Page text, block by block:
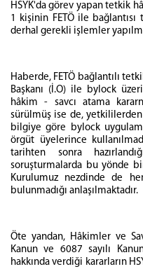
HSYK'da görev yapan tetkik
1 kişinin FETÖ ile
derhal gerekli işlemler
Haberde, FETÖ bağlantılı
Başkanı (İ.O) ile bylock
hâkim - savcı atama
sürülmüş ise de, yetkililerden
bilgiye göre bylock
örgüt üyelerince
tarihten sonra
soruşturmalarda bu yönde
Kurulumuz nezdinde de
bulunmadığı anlaşılmaktadır.
Öte yandan, Hâkimler ve
Kanun ve 6087 sayılı
hakkında verdiği kararların